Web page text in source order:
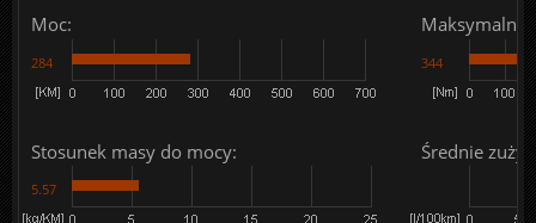
Moc:
284
Maksymalny
344
Stosunek masy do mocy:
5.57
Średnie